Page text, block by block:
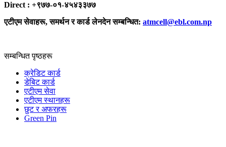
Direct : +९७७-०१-४५४३३७७
एटीएम सेवाहरू, समर्थन र कार्ड लेनदेन सम्बन्धित: atmcell@ebl.com.np
सम्बन्धित पृष्ठहरू
क्रेडिट कार्ड
डेबिट कार्ड
एटीएम सेवा
एटीएम स्थानहरू
छुट र अफरहरू
Green Pin